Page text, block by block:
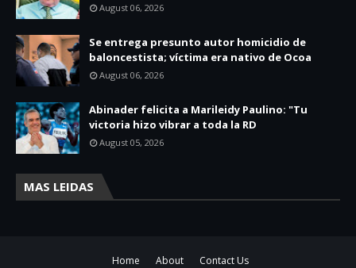
August 06, 2026
Se entrega presunto autor homicidio de
baloncestista; víctima era nativo de Ocoa
August 06, 2026
Abinader felicita a Marileidy Paulino: "Tu
victoria hizo vibrar a toda la RD
August 05, 2026
MAS LEIDAS
Home About Contact Us